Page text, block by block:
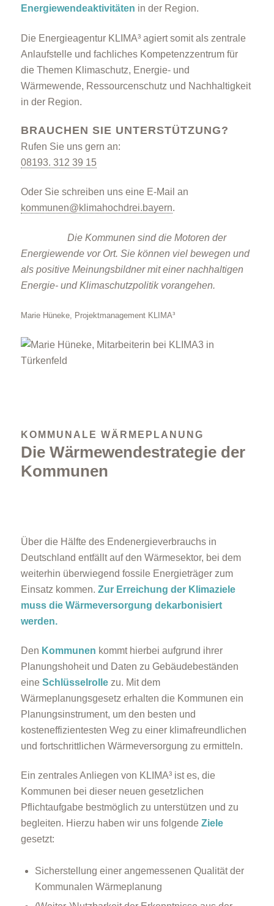
Energiewendeaktivitäten in der Region.
Die Energieagentur KLIMA³ agiert somit als zentrale
Anlaufstelle und fachliches Kompetenzzentrum für
die Themen Klimaschutz, Energie- und
Wärmewende, Ressourcenschutz und Nachhaltigkeit
in der Region.
BRAUCHEN SIE UNTERSTÜTZUNG?
Rufen Sie uns gern an:
08193. 312 39 15
Oder Sie schreiben uns eine E-Mail an
kommunen@klimahochdrei.bayern.
Die Kommunen sind die Motoren der
Energiewende vor Ort. Sie können viel bewegen und
als positive Meinungs­bildner mit einer nachhaltigen
Energie- und Klimaschutzpolitik vorangehen.
Marie Hüneke, Projektmanagement KLIMA³
KOMMUNALE WÄRMEPLANUNG
Die Wärmewendestrategie der
Kommunen
Über die Hälfte des Endenergieverbrauchs in
Deutschland entfällt auf den Wärmesektor, bei dem
weiterhin überwiegend fossile Energieträger zum
Einsatz kommen. Zur Erreichung der Klimaziele
muss die Wärmeversorgung dekarbonisiert
werden.
Den Kommunen kommt hierbei aufgrund ihrer
Planungshoheit und Daten zu Gebäudebeständen
eine Schlüsselrollezu. Mit dem
Wärmeplanungsgesetz erhalten die Kommunen ein
Planungsinstrument, um den besten und
kosteneffizientesten Weg zu einer klimafreundlichen
und fortschrittlichen Wärmeversorgung zu ermitteln.
Ein zentrales Anliegen von KLIMA³ ist es, die
Kommunen bei dieser neuen gesetzlichen
Pflichtaufgabe bestmöglich zu unterstützen und zu
begleiten. Hierzu haben wir uns folgende Ziele
gesetzt:
Sicherstellung einer angemessenen Qualität der
Kommunalen Wärmeplanung